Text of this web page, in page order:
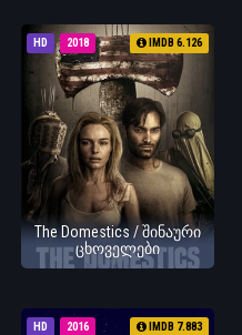
HD 2018 IMDB 6.126
The Domestics / შინაური
ცხოველები
HD 2016 IMDB 7.883